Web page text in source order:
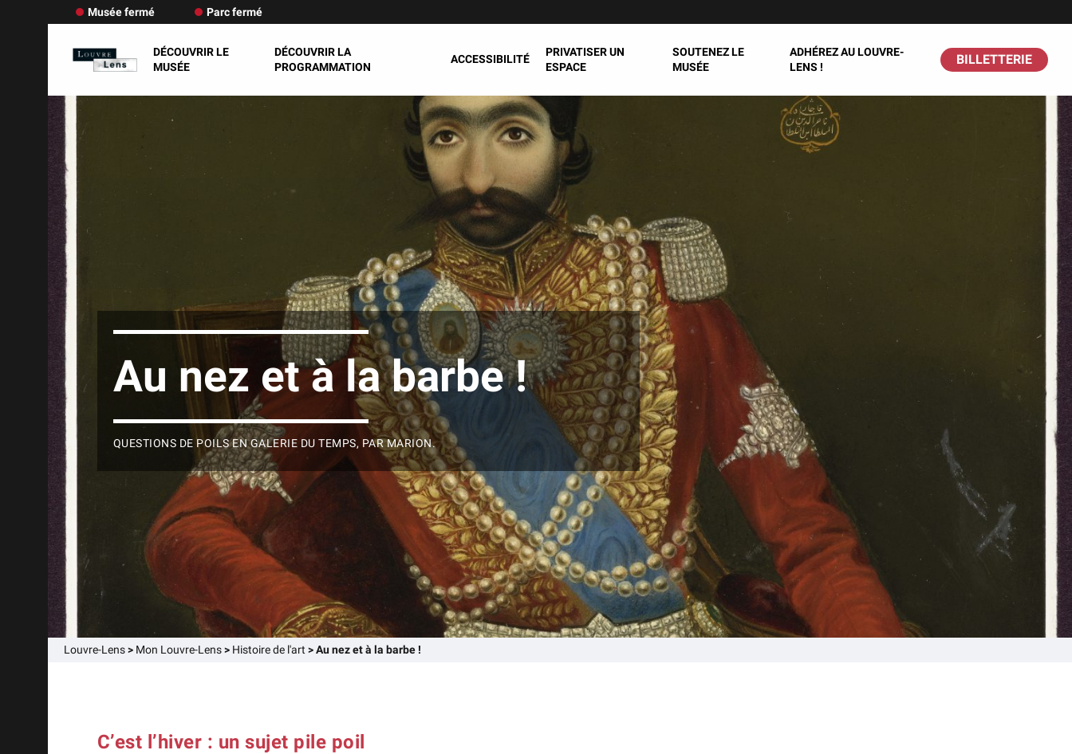
Musée fermé Parc fermé
DÉCOUVRIR LE
MUSÉE
DÉCOUVRIR LA
PROGRAMMATION
ACCESSIBILITÉ
PRIVATISER UN
ESPACE
SOUTENEZ LE
MUSÉE
ADHÉREZ AU LOUVRE-
LENS !
BILLETTERIE
Au nez et à la barbe !
QUESTIONS DE POILS EN GALERIE DU TEMPS, PAR MARION.
Louvre-Lens> Mon Louvre-Lens> Histoire de l'art >Au nez et à la barbe !
C’est l’hiver : un sujet pile poil